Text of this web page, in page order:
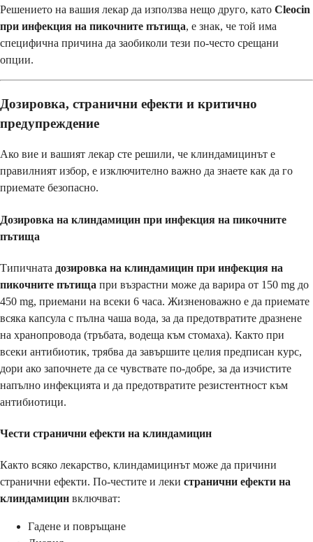
Решението на вашия лекар да използва нещо друго, като Cleocin
при инфекция на пикочните пътища, е знак, че той има
специфична причина да заобиколи тези по-често срещани
опции.
Дозировка, странични ефекти и критично
предупреждение
Ако вие и вашият лекар сте решили, че клиндамицинът е
правилният избор, е изключително важно да знаете как да го
приемате безопасно.
Дозировка на клиндамицин при инфекция на пикочните
пътища
Типичната дозировка на клиндамицин при инфекция на
пикочните пътища при възрастни може да варира от 150 mg до
450 mg, приемани на всеки 6 часа. Жизненоважно е да приемате
всяка капсула с пълна чаша вода, за да предотвратите дразнене
на хранопровода (тръбата, водеща към стомаха). Както при
всеки антибиотик, трябва да завършите целия предписан курс,
дори ако започнете да се чувствате по-добре, за да изчистите
напълно инфекцията и да предотвратите резистентност към
антибиотици.
Чести странични ефекти на клиндамицин
Както всяко лекарство, клиндамицинът може да причини
странични ефекти. По-честите и леки странични ефекти на
клиндамицин включват:
Гадене и повръщане